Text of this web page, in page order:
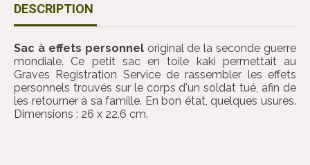
DESCRIPTION
Sac à effets personneloriginal de la seconde guerre
mondiale. Ce petit sac en toile kaki permettait au
Graves Registration Service de rassembler les effets
personnels trouvés sur le corps d'un soldat tué, afin de
les retourner à sa famille. En bon état, quelques usures.
Dimensions : 26 x 22,6 cm.